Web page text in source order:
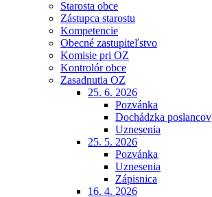
Starosta obce
Zástupca starostu
Kompetencie
Obecné zastupiteľstvo
Komisie pri OZ
Kontrolór obce
Zasadnutia OZ
25. 6. 2026
Pozvánka
Dochádzka poslancov
Uznesenia
25. 5. 2026
Pozvánka
Uznesenia
Zápisnica
16. 4. 2026